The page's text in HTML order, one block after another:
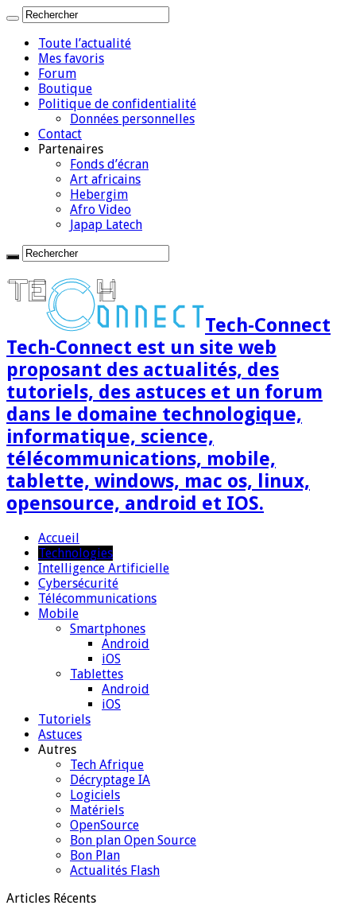
Toute l’actualité
Mes favoris
Forum
Boutique
Politique de confidentialité
Données personnelles
Contact
Partenaires
Fonds d’écran
Art africains
Hebergim
Afro Video
Japap Latech
Tech-Connect
Tech-Connect est un site web
proposant des actualités, des
tutoriels, des astuces et un forum
dans le domaine technologique,
informatique, science,
télécommunications, mobile,
tablette, windows, mac os, linux,
opensource, android et IOS.
Accueil
Technologies
Intelligence Artificielle
Cybersécurité
Télécommunications
Mobile
Smartphones
Android
iOS
Tablettes
Android
iOS
Tutoriels
Astuces
Autres
Tech Afrique
Décryptage IA
Logiciels
Matériels
OpenSource
Bon plan Open Source
Bon Plan
Actualités Flash
Articles Récents